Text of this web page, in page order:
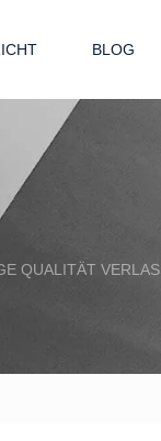
BLOG
QUALITÄT